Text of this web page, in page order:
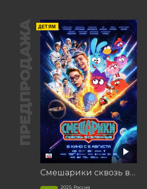
ПРЕДПРОДАЖА ДЕТЯМ
Смешарики сквозь вселенные
2025, Россия